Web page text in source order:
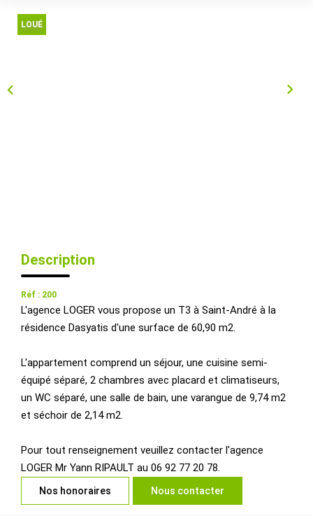
LOUÉ
Description
Réf : 200
L'agence LOGER vous propose un T3 à Saint-André à la
résidence Dasyatis d'une surface de 60,90 m2.
L'appartement comprend un séjour, une cuisine semi-
équipé séparé, 2 chambres avec placard et climatiseurs,
un WC séparé, une salle de bain, une varangue de 9,74 m2
et séchoir de 2,14 m2.
Pour tout renseignement veuillez contacter l'agence
LOGER Mr Yann RIPAULT au 06 92 77 20 78.
Nos honoraires Nous contacter